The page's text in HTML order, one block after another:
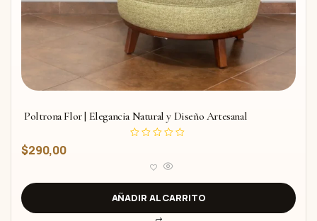
Poltrona Flor | Elegancia Natural y Diseño Artesanal
a
d
o
c
$290,00
AÑADIR AL CARRITO